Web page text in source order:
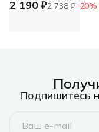
2 190 ₽2 738 ₽−20%
50X_V3 ID-COOLING
Подпишитесь